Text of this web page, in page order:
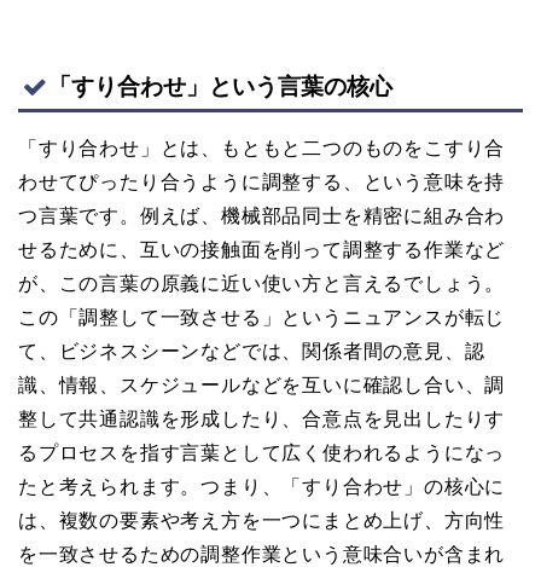
「すり合わせ」という言葉の核心
「すり合わせ」とは、もともと二つのものをこすり合
わせてぴったり合うように調整する、という意味を持
つ言葉です。例えば、機械部品同士を精密に組み合わ
せるために、互いの接触面を削って調整する作業など
が、この言葉の原義に近い使い方と言えるでしょう。
この「調整して一致させる」というニュアンスが転じ
て、ビジネスシーンなどでは、関係者間の意見、認
識、情報、スケジュールなどを互いに確認し合い、調
整して共通認識を形成したり、合意点を見出したりす
るプロセスを指す言葉として広く使われるようになっ
たと考えられます。つまり、「すり合わせ」の核心に
は、複数の要素や考え方を一つにまとめ上げ、方向性
を一致させるための調整作業という意味合いが含まれ